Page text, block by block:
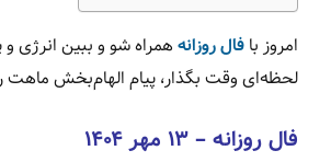
امروز با فال روزانه همراه شو و ببین انرژی و
لحظه‌ای وقت بگذار، پیام الهام‌بخش ماهت
فال روزانه – ۱۳ مهر ۱۴۰۴